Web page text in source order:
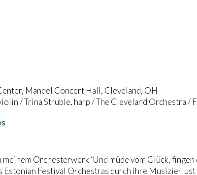
Mandel Concert Hall, Cleveland, OH
/ Trina Struble, harp / The Cleveland Orchestra /
meinem Orchesterwerk ‘Und müde vom Glück,
Estonian Festival Orchestras durch ihre